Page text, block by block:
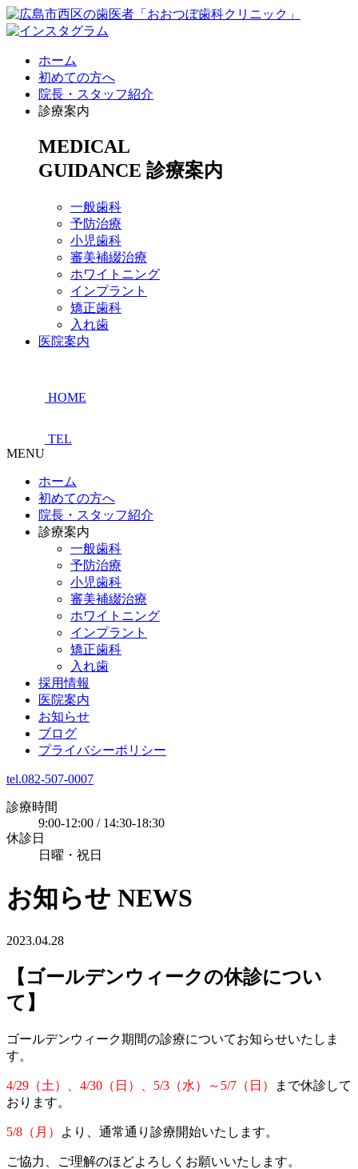
ホーム
初めての方へ
院長・スタッフ紹介
診療案内
MEDICAL
GUIDANCE 診療案内
一般歯科
予防治療
小児歯科
審美補綴治療
ホワイトニング
インプラント
矯正歯科
入れ歯
医院案内
HOME
TEL
MENU
ホーム
初めての方へ
院長・スタッフ紹介
診療案内
一般歯科
予防治療
小児歯科
審美補綴治療
ホワイトニング
インプラント
矯正歯科
入れ歯
採用情報
医院案内
お知らせ
ブログ
プライバシーポリシー
tel.082-507-0007
診療時間
9:00-12:00 / 14:30-18:30
休診日
日曜・祝日
お知らせ NEWS
2023.04.28
【ゴールデンウィークの休診につい
て】
ゴールデンウィーク期間の診療についてお知らせいたしま
す。
4/29（土）、4/30（日）、5/3（水）～5/7（日）
まで休診して
おります。
5/8（月） より、通常通り診療開始いたします。
ご協力、ご理解のほどよろしくお願いいたします。